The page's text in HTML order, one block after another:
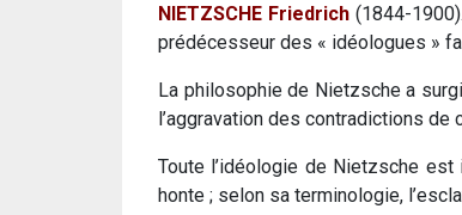
NIETZSCHE Friedrich (1844-
prédécesseur des « idéologues »
La philosophie de Nietzsche a
l’aggravation des contradictions
Toute l’idéologie de Nietzsche
honte ; selon sa terminologie,